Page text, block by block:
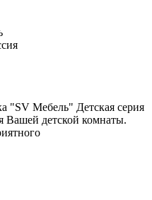
"SV Мебель" Детская серия
Вашей детской комнаты.